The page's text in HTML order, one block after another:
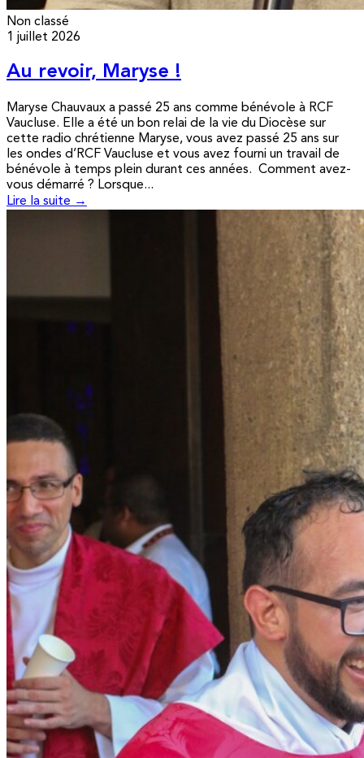
Non classé
1 juillet 2026
Au revoir, Maryse !
Maryse Chauvaux a passé 25 ans comme bénévole à RCF
Vaucluse. Elle a été un bon relai de la vie du Diocèse sur
cette radio chrétienne Maryse, vous avez passé 25 ans sur
les ondes d’RCF Vaucluse et vous avez fourni un travail de
bénévole à temps plein durant ces années. Comment avez-
vous démarré ? Lorsque...
Lire la suite →